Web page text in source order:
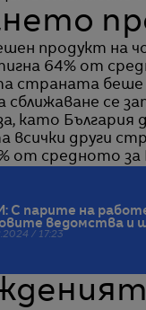
продукт на
64% от
страната беше
сближаване се
като
всички други
от средното за
С парите на
ведомства и
/ 17:23